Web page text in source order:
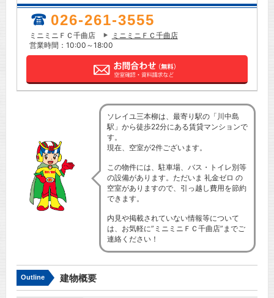
026-261-3555
ミニミニＦＣ千曲店
ミニミニＦＣ千曲店
営業時間：10:00～18:00
ソレイユ三本柳は、最寄り駅の「川中島
駅」から徒歩22分にある賃貸マンションで
す。
現在、空室が2件ございます。
この物件には、駐車場、バス・トイレ別等
の設備があります。ただいま 礼金ゼロ の
空室がありますので、引っ越し費用を節約
できます。
内見や掲載されていない情報等について
は、お気軽に”ミニミニＦＣ千曲店”までご
連絡ください！
Outline 建物概要